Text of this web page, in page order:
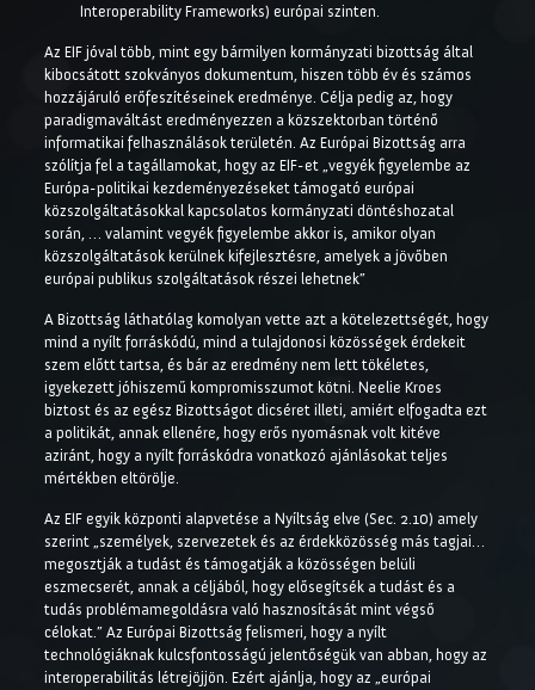
Interoperability Frameworks) európai szinten.
Az EIF jóval több, mint egy bármilyen kormányzati bizottság által
kibocsátott szokványos dokumentum, hiszen több év és számos
hozzájáruló erőfeszítéseinek eredménye. Célja pedig az, hogy
paradigmaváltást eredményezzen a közszektorban történő
informatikai felhasználások területén. Az Európai Bizottság arra
szólítja fel a tagállamokat, hogy az EIF-et „vegyék figyelembe az
Európa-politikai kezdeményezéseket támogató európai
közszolgáltatásokkal kapcsolatos kormányzati döntéshozatal
során, … valamint vegyék figyelembe akkor is, amikor olyan
közszolgáltatások kerülnek kifejlesztésre, amelyek a jövőben
európai publikus szolgáltatások részei lehetnek”
A Bizottság láthatólag komolyan vette azt a kötelezettségét, hogy
mind a nyílt forráskódú, mind a tulajdonosi közösségek érdekeit
szem előtt tartsa, és bár az eredmény nem lett tökéletes,
igyekezett jóhiszemű kompromisszumot kötni. Neelie Kroes
biztost és az egész Bizottságot dicséret illeti, amiért elfogadta ezt
a politikát, annak ellenére, hogy erős nyomásnak volt kitéve
aziránt, hogy a nyílt forráskódra vonatkozó ajánlásokat teljes
mértékben eltörölje.
Az EIF egyik központi alapvetése a Nyíltság elve (Sec. 2.10) amely
szerint „személyek, szervezetek és az érdekközösség más tagjai…
megosztják a tudást és támogatják a közösségen belüli
eszmecserét, annak a céljából, hogy elősegítsék a tudást és a
tudás problémamegoldásra való hasznosítását mint végső
célokat.” Az Európai Bizottság felismeri, hogy a nyílt
technológiáknak kulcsfontosságú jelentőségük van abban, hogy az
interoperabilitás létrejöjjön. Ezért ajánlja, hogy az „európai